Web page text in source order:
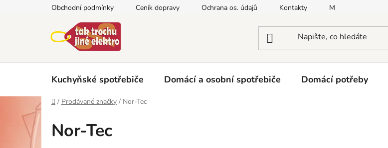
Obchodní podmínky Ceník dopravy Ochrana os. údajů Kontakty Moje objednávka
Kuchyňské spotřebiče Domácí a osobní spotřebiče Domácí potřeby
Domů
/ Prodávané značky / Nor-Tec
Nor-Tec